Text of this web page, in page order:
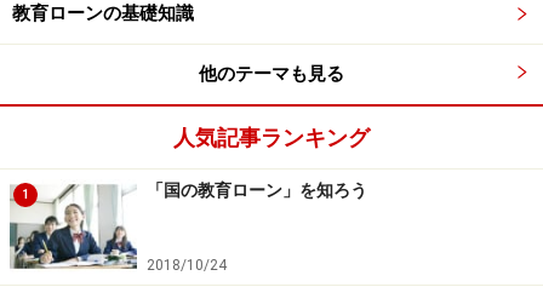
教育ローンの基礎知識
他のテーマも見る
人気記事ランキング
1 「国の教育ローン」を知ろう
2018/10/24